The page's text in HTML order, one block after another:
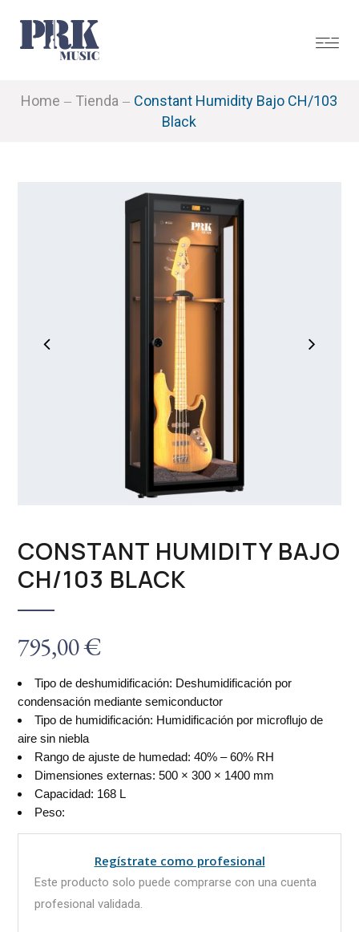
Home Tienda
Constant Humidity Bajo CH/103
Black
CONSTANT HUMIDITY BAJO
CH/103 BLACK
795,00€
Tipo de deshumidificación: Deshumidificación por
condensación mediante semiconductor
Tipo de humidificación: Humidificación por microflujo de
aire sin niebla
Rango de ajuste de humedad: 40% – 60% RH
Dimensiones externas: 500 × 300 × 1400 mm
Capacidad: 168 L
Peso:
Este producto solo puede comprarse con una cuenta
profesional validada.
Regístrate como profesional